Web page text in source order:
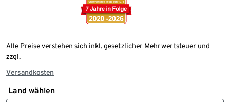
Alle Preise verstehen sich inkl. gesetzlicher Mehrwertsteuer und
zzgl.
Versandkosten
Land wählen